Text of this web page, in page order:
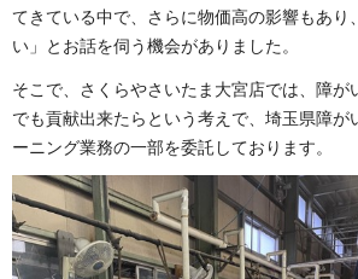
てきている中で、さらに物価高の影響もあり
い」とお話を伺う機会がありました。
そこで、さくらやさいたま大宮店では、障が
でも貢献出来たらという考えで、埼玉県障が
ーニング業務の一部を委託しております。